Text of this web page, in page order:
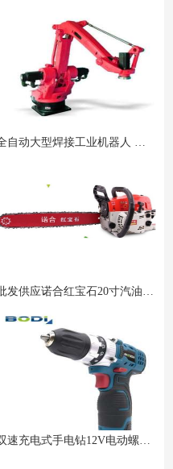
全自动大型焊接工业机器人 超声波焊接机器人 二保焊接设备
批发供应诺合红宝石20寸汽油链锯
双速充电式手电钻12V电动螺丝刀锂电钻批发